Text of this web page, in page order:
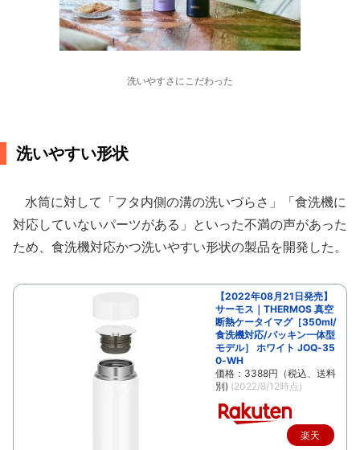
洗いやすさにこだわった
洗いやすい形状
水筒に対して「フタ内側の溝の洗いづらさ」「食洗機に
対応していないパーツがある」といった不満の声があった
ため、食洗機対応かつ洗いやすい形状の製品を開発した。
【2022年08月21日発売】
サーモス｜THERMOS 真空
断熱ケータイマグ［350ml/
食洗機対応/パッキン一体型
モデル］ ホワイト JOQ-35
0-WH
価格：3388円（税込、送料
別) (2022/8/12時点)
楽天